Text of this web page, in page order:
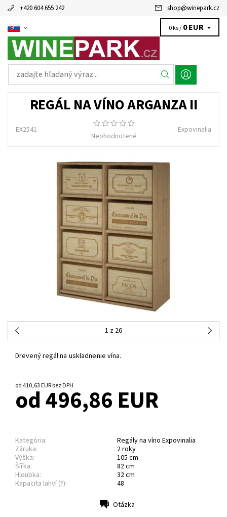
+420 604 655 242 shop@winepark.cz
0 ks / 0 EUR
REGÁL NA VÍNO ARGANZA II
EX2541
Neohodnotené
Expovinalia
1 z 26
Drevený regál na uskladnenie vína.
od 410,63 EUR bez DPH
od 496,86 EUR
Kategória:
Regály na víno Expovinalia
Záruka:
2 roky
Výška:
105 cm
Šířka:
82 cm
Hloubka:
32 cm
Kapacita lahví (?):
48
Otázka